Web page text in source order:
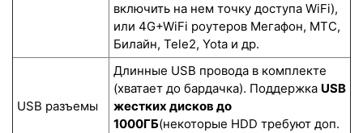
включить на нем точку доступа WiFi),
или 4G+WiFi роутеров Мегафон, МТС,
Билайн, Tele2, Yota и др.
USB разъемы
Длинные USB провода в комплекте
(хватает до бардачка). Поддержка USB
жестких дисков до
1000ГБ(некоторые HDD требуют доп.